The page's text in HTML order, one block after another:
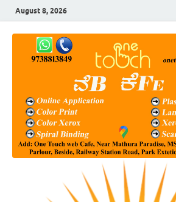
August 8, 2026